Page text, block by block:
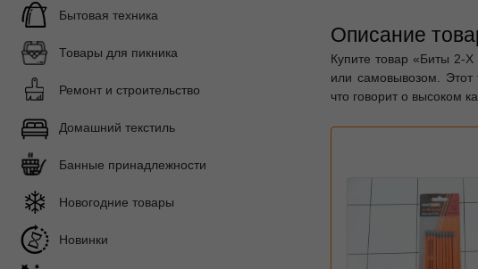
Описание
Купите товар «Биты 2-
или самовывозом. Этот
что говорит о высоком
Бытовая техника
Товары для пикника
Ремонт и строительство
Домашний текстиль
Банные принадлежности
Новогодние товары
Новинки